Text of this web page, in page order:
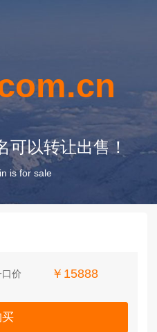
可以转让出售！
is for sale
口价 ￥15888
买